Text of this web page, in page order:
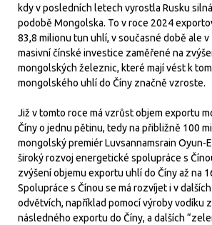
kdy v posledních letech vyrostla Rusku
podobě Mongolska. To v roce 2024
83,8 milionu tun uhlí, v současné době ale
masivní čínské investice zaměřené na
mongolských železnic, které mají vést k
mongolského uhlí do Číny značně vzroste.
Již v tomto roce má vzrůst objem exportu
Číny o jednu pětinu, tedy na přibližně 100
mongolský premiér Luvsannamsrain Oyun-
široký rozvoj energetické spolupráce s
zvýšení objemu exportu uhlí do Číny až na
Spolupráce s Čínou se má rozvíjet i v
odvětvích, například pomocí výroby vodíku
následného exportu do Číny, a dalších